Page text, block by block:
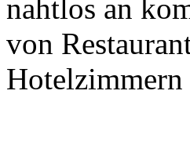
nahtlos an
von